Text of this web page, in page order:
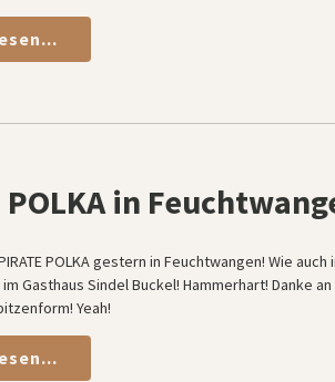
POLKA in
POLKA gestern in Feuchtwangen! Wie
Gasthaus Sindel Buckel! Hammerhart! Danke
Yeah!